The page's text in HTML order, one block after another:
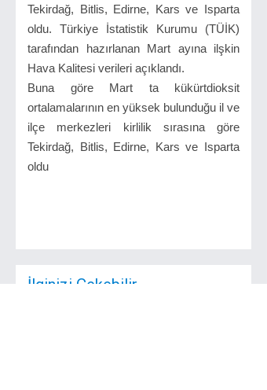
Tekirdağ, Bitlis, Edirne, Kars ve Isparta
oldu. Türkiye İstatistik Kurumu (TÜİK)
tarafından hazırlanan Mart ayına ilşkin
Hava Kalitesi verileri açıklandı.
Buna göre Mart ta kükürtdioksit
ortalamalarının en yüksek bulunduğu il ve
ilçe merkezleri kirlilik sırasına göre
Tekirdağ, Bitlis, Edirne, Kars ve Isparta
oldu
İlginizi Çekebilir